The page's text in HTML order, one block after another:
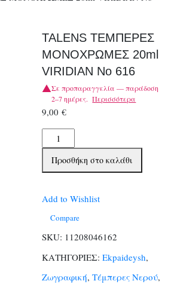
TALENS ΤΕΜΠΕΡΕΣ
ΜΟΝΟΧΡΩΜΕΣ 20ml
VIRIDIAN No 616
Σε προπαραγγελία — παράδοση
2–7 ημέρες. Περισσότερα
9,00€
TALENS
ΤΕΜΠΕΡΕΣ
ΜΟΝΟΧΡΩΜΕΣ
VIRIDIAN
No
Προσθήκη στο καλάθι
Add to Wishlist
Compare
SKU: 11208046162
ΚΑΤΗΓΟΡΙΕΣ: Ekpaideysh,
Ζωγραφική,Τέμπερες Νερού,